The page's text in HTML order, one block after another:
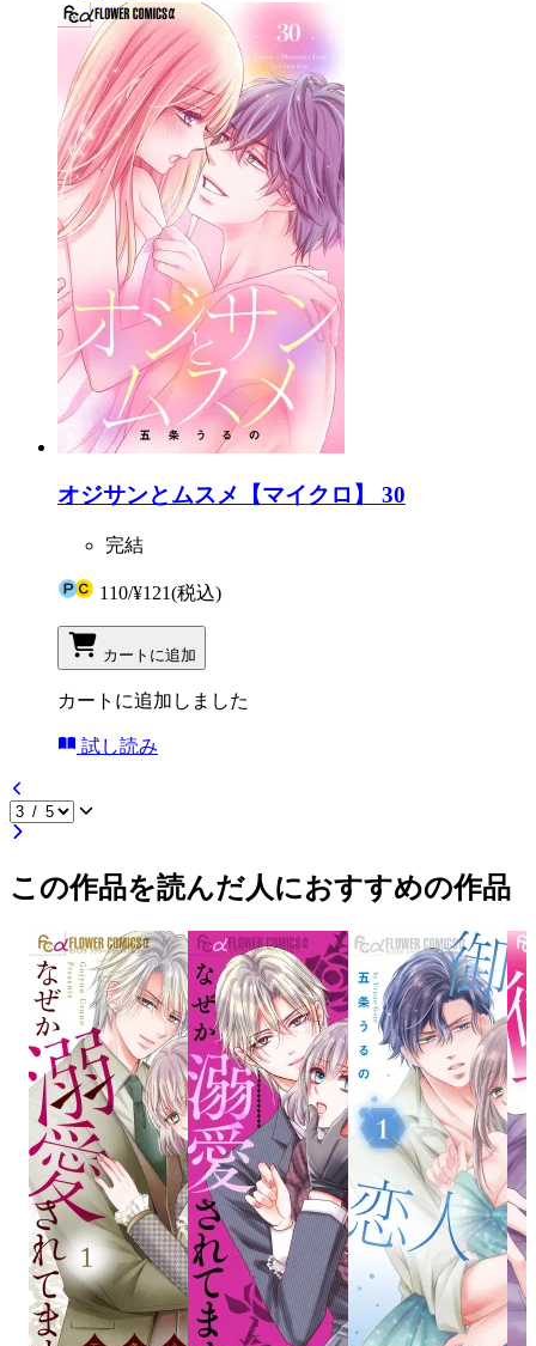
オジサンとムスメ【マイクロ】 30
完結
110/¥121(税込)
カートに追加
カートに追加しました
試し読み
この作品を読んだ人におすすめの作品